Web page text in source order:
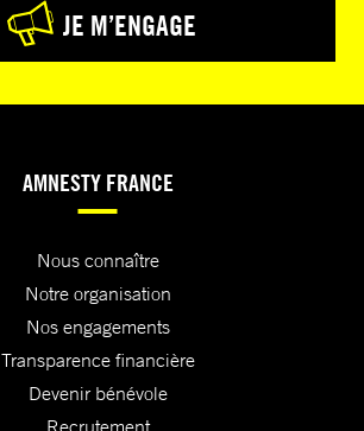
JE M’ENGAGE
AMNESTY FRANCE
Nous connaître
Notre organisation
Nos engagements
Transparence financière
Devenir bénévole
Recrutement